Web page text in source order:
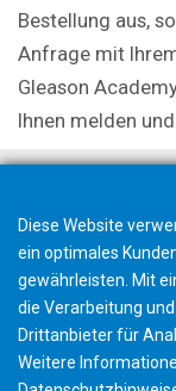
Bestellung aus,
Anfrage mit
Gleason
Ihnen melden
Diese Website
ein optimales
gewährleisten. Mit
die Verarbeitung
Drittanbieter für
Weitere